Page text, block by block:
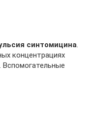
синтомицина.
концентрациях
Вспомогательные